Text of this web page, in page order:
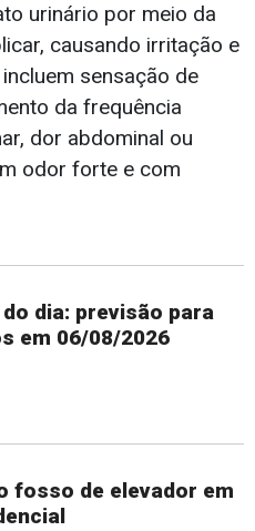
urinário por meio da
causando irritação e
sensação de
da frequência
dor abdominal ou
odor forte e com
dia: previsão para
em 06/08/2026
fosso de elevador em